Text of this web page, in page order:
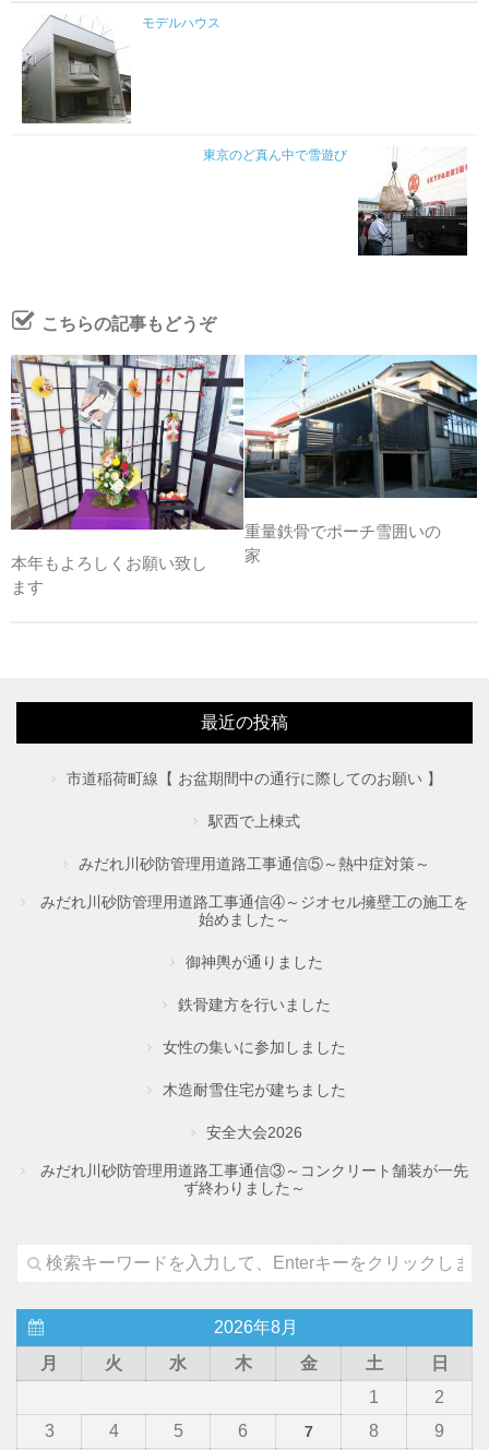
モデルハウス
東京のど真ん中で雪遊び
こちらの記事もどうぞ
本年もよろしくお願い致し
ます
重量鉄骨でポーチ雪囲いの
家
最近の投稿
市道稲荷町線【 お盆期間中の通行に際してのお願い 】
駅西で上棟式
みだれ川砂防管理用道路工事通信⑤～熱中症対策～
みだれ川砂防管理用道路工事通信④～ジオセル擁壁工の施工を
始めました～
御神輿が通りました
鉄骨建方を行いました
女性の集いに参加しました
木造耐雪住宅が建ちました
安全大会2026
みだれ川砂防管理用道路工事通信③～コンクリート舗装が一先
ず終わりました～
2026年8月
月
火 水 木 金 土
日
1
2
3
4 5 6 7 8 9